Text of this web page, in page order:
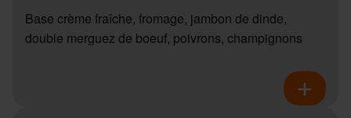
Base crème fraîche, fromage, jambon de dinde,
double merguez de boeuf, poivrons, champignons